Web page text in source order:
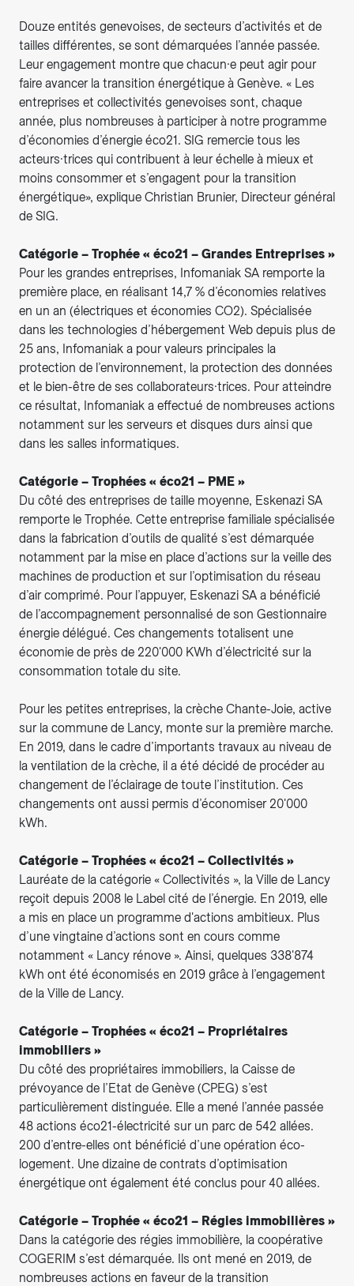
Douze entités genevoises, de secteurs d’activités et de
tailles différentes, se sont démarquées l’année passée.
Leur engagement montre que chacun·e peut agir pour
faire avancer la transition énergétique à Genève. « Les
entreprises et collectivités genevoises sont, chaque
année, plus nombreuses à participer à notre programme
d’économies d’énergie éco21. SIG remercie tous les
acteurs·trices qui contribuent à leur échelle à mieux et
moins consommer et s’engagent pour la transition
énergétique», explique Christian Brunier, Directeur général
de SIG.
Catégorie – Trophée « éco21 – Grandes Entreprises »
Pour les grandes entreprises, Infomaniak SA remporte la
première place, en réalisant 14,7 % d’économies relatives
en un an (électriques et économies CO2). Spécialisée
dans les technologies d’hébergement Web depuis plus de
25 ans, Infomaniak a pour valeurs principales la
protection de l’environnement, la protection des données
et le bien-être de ses collaborateurs·trices. Pour atteindre
ce résultat, Infomaniak a effectué de nombreuses actions
notamment sur les serveurs et disques durs ainsi que
dans les salles informatiques.
Catégorie – Trophées « éco21 – PME »
Du côté des entreprises de taille moyenne, Eskenazi SA
remporte le Trophée. Cette entreprise familiale spécialisée
dans la fabrication d’outils de qualité s’est démarquée
notamment par la mise en place d’actions sur la veille des
machines de production et sur l’optimisation du réseau
d’air comprimé. Pour l’appuyer, Eskenazi SA a bénéficié
de l’accompagnement personnalisé de son Gestionnaire
énergie délégué. Ces changements totalisent une
économie de près de 220'000 KWh d’électricité sur la
consommation totale du site.
Pour les petites entreprises, la crèche Chante-Joie, active
sur la commune de Lancy, monte sur la première marche.
En 2019, dans le cadre d’importants travaux au niveau de
la ventilation de la crèche, il a été décidé de procéder au
changement de l’éclairage de toute l’institution. Ces
changements ont aussi permis d’économiser 20'000
kWh.
Catégorie – Trophées « éco21 – Collectivités »
Lauréate de la catégorie « Collectivités », la Ville de Lancy
reçoit depuis 2008 le Label cité de l’énergie. En 2019, elle
a mis en place un programme d'actions ambitieux. Plus
d’une vingtaine d’actions sont en cours comme
notamment « Lancy rénove ». Ainsi, quelques 338'874
kWh ont été économisés en 2019 grâce à l’engagement
de la Ville de Lancy.
Catégorie – Trophées « éco21 – Propriétaires
immobiliers »
Du côté des propriétaires immobiliers, la Caisse de
prévoyance de l’Etat de Genève (CPEG) s’est
particulièrement distinguée. Elle a mené l’année passée
48 actions éco21-électricité sur un parc de 542 allées.
200 d’entre-elles ont bénéficié d’une opération éco-
logement. Une dizaine de contrats d’optimisation
énergétique ont également été conclus pour 40 allées.
Catégorie – Trophée « éco21 – Régies immobilières »
Dans la catégorie des régies immobilière, la coopérative
COGERIM s’est démarquée. Ils ont mené en 2019, de
nombreuses actions en faveur de la transition